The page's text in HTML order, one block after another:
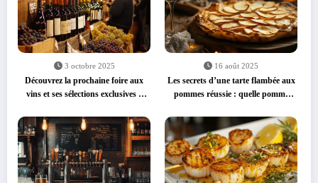
3 octobre 2025
Découvrez la prochaine foire aux
vins et ses sélections exclusives à
16 août 2025
Les secrets d’une tarte flambée aux
pommes réussie : quelle pomme